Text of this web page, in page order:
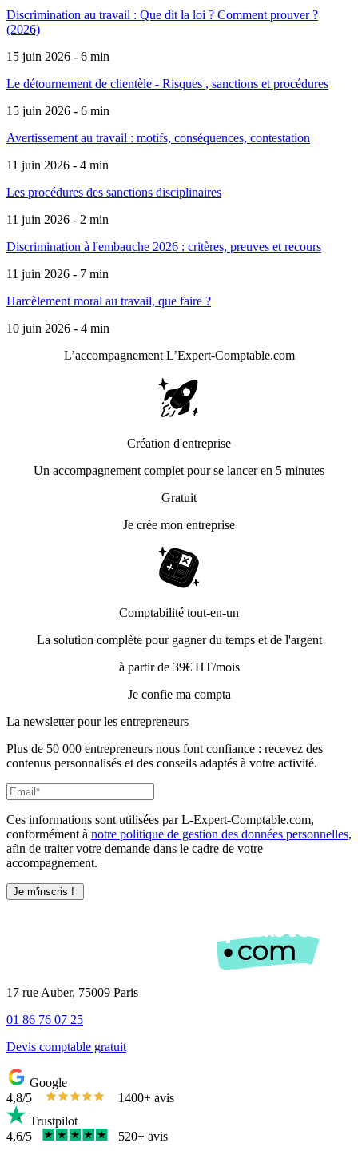
Discrimination au travail : Que dit la loi ? Comment prouver ?
(2026)
15 juin 2026 - 6 min
Le détournement de clientèle - Risques , sanctions et procédures
15 juin 2026 - 6 min
Avertissement au travail : motifs, conséquences, contestation
11 juin 2026 - 4 min
Les procédures des sanctions disciplinaires
11 juin 2026 - 2 min
Discrimination à l'embauche 2026 : critères, preuves et recours
11 juin 2026 - 7 min
Harcèlement moral au travail, que faire ?
10 juin 2026 - 4 min
L’accompagnement L’Expert-Comptable.com
Création d'entreprise
Un accompagnement complet pour se lancer en 5 minutes
Gratuit
Je crée mon entreprise
Comptabilité tout-en-un
La solution complète pour gagner du temps et de l'argent
à partir de 39€ HT/mois
Je confie ma compta
La newsletter pour les entrepreneurs
Plus de 50 000 entrepreneurs nous font confiance : recevez des
contenus personnalisés et des conseils adaptés à votre activité.
Ces informations sont utilisées par L-Expert-Comptable.com,
conformément à notre politique de gestion des données personnelles,
afin de traiter votre demande dans le cadre de votre
accompagnement.
17 rue Auber, 75009 Paris
01 86 76 07 25
Devis comptable gratuit
Google
4,8/5
1400+ avis
Trustpilot
4,6/5
520+ avis